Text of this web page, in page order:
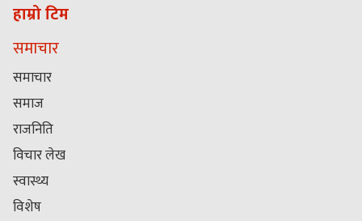
हाम्रो टिम
समाचार
समाचार
समाज
राजनिति
विचार लेख
स्वास्थ्य
विशेष